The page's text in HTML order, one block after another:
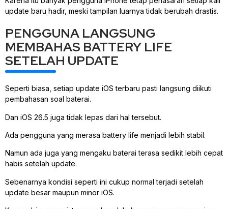
update baru hadir, meski tampilan luarnya tidak berubah drastis.
PENGGUNA LANGSUNG
MEMBAHAS BATTERY LIFE
SETELAH UPDATE
Seperti biasa, setiap update iOS terbaru pasti langsung diikuti
pembahasan soal baterai.
Dan iOS 26.5 juga tidak lepas dari hal tersebut.
Ada pengguna yang merasa battery life menjadi lebih stabil.
Namun ada juga yang mengaku baterai terasa sedikit lebih cepat
habis setelah update.
Sebenarnya kondisi seperti ini cukup normal terjadi setelah
update besar maupun minor iOS.